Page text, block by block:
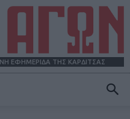
ΕΦΗΜΕΡΙΔΑ ΤΗΣ ΚΑΡΔΙΤΣΑΣ